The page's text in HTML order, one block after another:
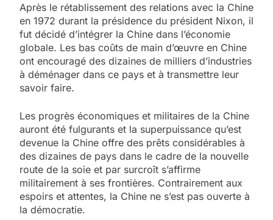
Après le rétablissement des relations avec la Chine
en 1972 durant la présidence du président Nixon, il
fut décidé d’intégrer la Chine dans l’économie
globale. Les bas coûts de main d’œuvre en Chine
ont encouragé des dizaines de milliers d’industries
à déménager dans ce pays et à transmettre leur
savoir faire.
Les progrès économiques et militaires de la Chine
auront été fulgurants et la superpuissance qu’est
devenue la Chine offre des prêts considérables à
des dizaines de pays dans le cadre de la nouvelle
route de la soie et par surcroît s’affirme
militairement à ses frontières. Contrairement aux
espoirs et attentes, la Chine ne s’est pas ouverte à
la démocratie.